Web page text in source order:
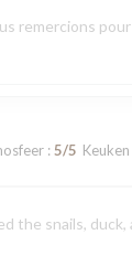
remercions
: 5/5 Keuken
the snails, duck,